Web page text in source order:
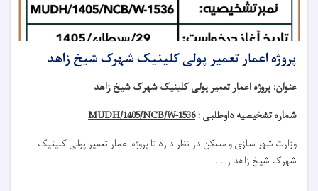
پروژه اعمار تعمیر پولی کلینیک شهرک شیخ زاهد
عنوان: پروژه اعمار تعمیر پولی کلینیک شهرک شیخ زاهد
شماره تشخیصیه داوطلبی :MUDH/1405/NCB/W-1536
وزارت شهر سازی و مسکن در نظر دارد تاپروژه اعمار تعمیرپولی کلینیک
شهرک شیخ زاهد را . . .